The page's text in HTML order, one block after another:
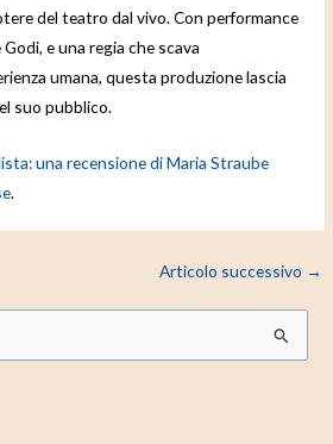
del teatro dal vivo. Con performance
e una regia che scava
umana, questa produzione lascia
suo pubblico.
una recensione di Maria Straube
.
Articolo successivo →